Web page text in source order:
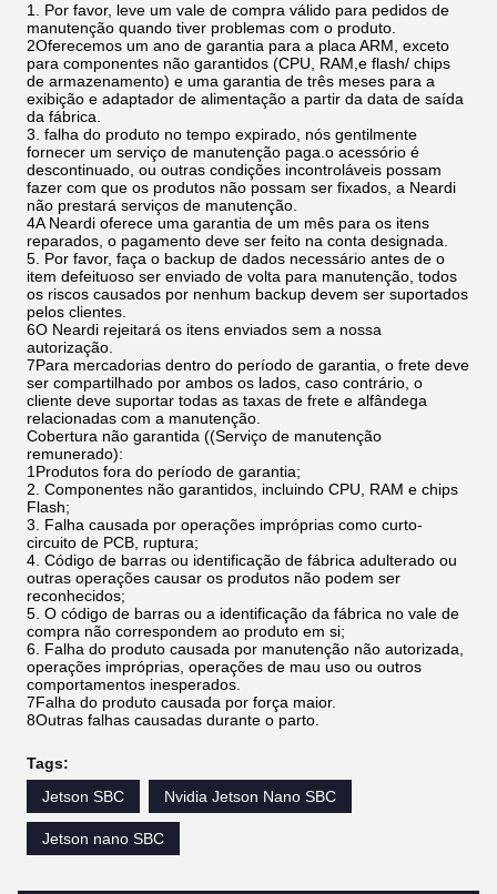
1. Por favor, leve um vale de compra válido para pedidos de
manutenção quando tiver problemas com o produto.
2Oferecemos um ano de garantia para a placa ARM, exceto
para componentes não garantidos (CPU, RAM,e flash/ chips
de armazenamento) e uma garantia de três meses para a
exibição e adaptador de alimentação a partir da data de saída
da fábrica.
3. falha do produto no tempo expirado, nós gentilmente
fornecer um serviço de manutenção paga.o acessório é
descontinuado, ou outras condições incontroláveis possam
fazer com que os produtos não possam ser fixados, a Neardi
não prestará serviços de manutenção.
4A Neardi oferece uma garantia de um mês para os itens
reparados, o pagamento deve ser feito na conta designada.
5. Por favor, faça o backup de dados necessário antes de o
item defeituoso ser enviado de volta para manutenção, todos
os riscos causados por nenhum backup devem ser suportados
pelos clientes.
6O Neardi rejeitará os itens enviados sem a nossa
autorização.
7Para mercadorias dentro do período de garantia, o frete deve
ser compartilhado por ambos os lados, caso contrário, o
cliente deve suportar todas as taxas de frete e alfândega
relacionadas com a manutenção.
Cobertura não garantida ((Serviço de manutenção
remunerado):
1Produtos fora do período de garantia;
2. Componentes não garantidos, incluindo CPU, RAM e chips
Flash;
3. Falha causada por operações impróprias como curto-
circuito de PCB, ruptura;
4. Código de barras ou identificação de fábrica adulterado ou
outras operações causar os produtos não podem ser
reconhecidos;
5. O código de barras ou a identificação da fábrica no vale de
compra não correspondem ao produto em si;
6. Falha do produto causada por manutenção não autorizada,
operações impróprias, operações de mau uso ou outros
comportamentos inesperados.
7Falha do produto causada por força maior.
8Outras falhas causadas durante o parto.
Tags:
Jetson SBC
Nvidia Jetson Nano SBC
Jetson nano SBC